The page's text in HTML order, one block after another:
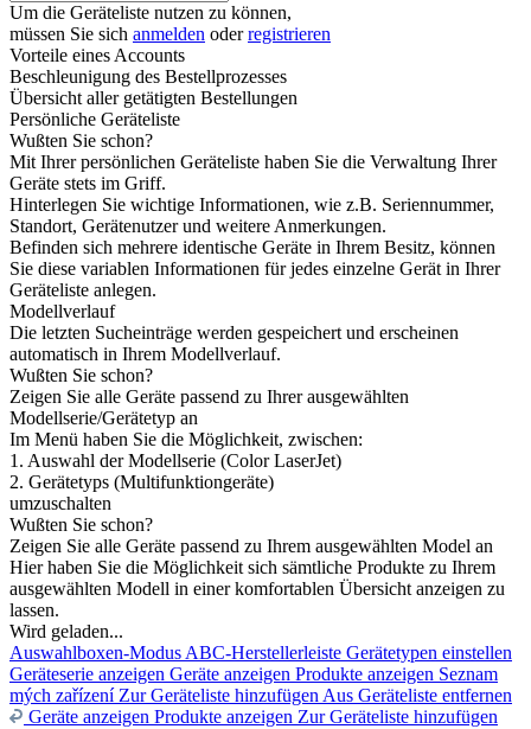
Um die Geräteliste nutzen zu können,
müssen Sie sich anmelden oderregistrieren
Vorteile eines Accounts
Beschleunigung des Bestellprozesses
Übersicht aller getätigten Bestellungen
Persönliche Geräteliste
Wußten Sie schon?
Mit Ihrer persönlichen Geräteliste haben Sie die Verwaltung Ihrer
Geräte stets im Griff.
Hinterlegen Sie wichtige Informationen, wie z.B. Seriennummer,
Standort, Gerätenutzer und weitere Anmerkungen.
Befinden sich mehrere identische Geräte in Ihrem Besitz, können
Sie diese variablen Informationen für jedes einzelne Gerät in Ihrer
Geräteliste anlegen.
Modellverlauf
Die letzten Sucheinträge werden gespeichert und erscheinen
automatisch in Ihrem Modellverlauf.
Wußten Sie schon?
Zeigen Sie alle Geräte passend zu Ihrer ausgewählten
Modellserie/Gerätetyp an
Im Menü haben Sie die Möglichkeit, zwischen:
1. Auswahl der Modellserie (Color LaserJet)
2. Gerätetyps (Multifunktiongeräte)
umzuschalten
Wußten Sie schon?
Zeigen Sie alle Geräte passend zu Ihrem ausgewählten Model an
Hier haben Sie die Möglichkeit sich sämtliche Produkte zu Ihrem
ausgewählten Modell in einer komfortablen Übersicht anzeigen zu
lassen.
Wird geladen...
Auswahlboxen-Modus ABC-Herstellerleiste Gerätetypen einstellen
Geräteserie anzeigen Geräte anzeigen Produkte anzeigen Seznam
mých zařízení Zur Geräteliste hinzufügen Aus Geräteliste entfernen
Geräte anzeigen Produkte anzeigen Zur Geräteliste hinzufügen